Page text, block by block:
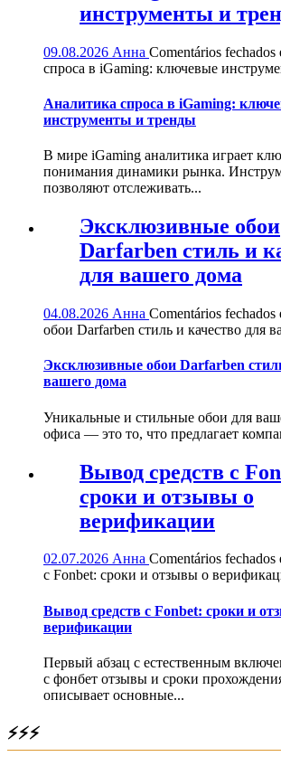
инструменты и
09.08.2026 Анна Comentários fechados
спроса в iGaming: ключевые
Аналитика спроса в iGaming:
инструменты и тренды
В мире iGaming аналитика играет
понимания динамики рынка.
позволяют отслеживать...
Эксклюзивные обои
Darfarben стиль и
для вашего дома
04.08.2026 Анна Comentários fechados
обои Darfarben стиль и качество для
Эксклюзивные обои Darfarben
вашего дома
Уникальные и стильные обои для
офиса — это то, что предлагает
Вывод средств с
сроки и отзывы о
верификации
02.07.2026 Анна Comentários fechados
с Fonbet: сроки и отзывы о
Вывод средств с Fonbet: сроки и
верификации
Первый абзац с естественным
с фонбет отзывы и сроки
описывает основные...
⚡⚡⚡